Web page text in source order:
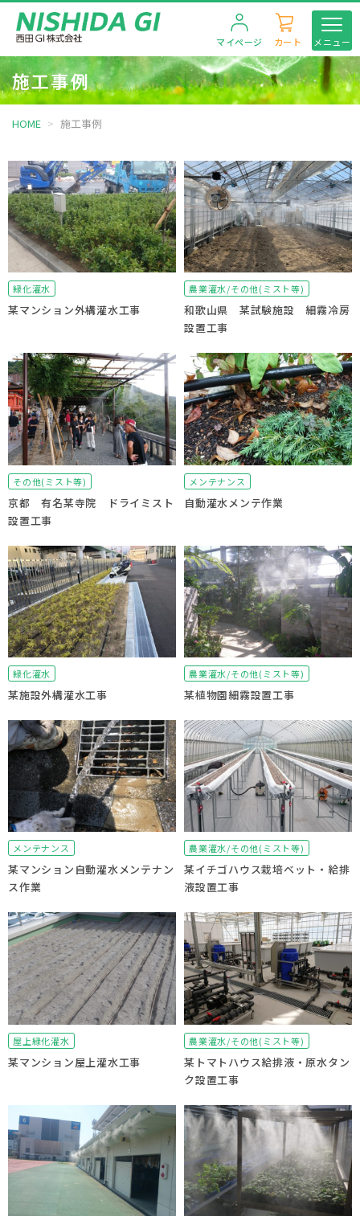
メニュー
カート
マイページ
施工事例
HOME 施工事例
緑化灌水
某マンション外構灌水工事
農業灌水/その他(ミスト等)
和歌山県 某試験施設 細霧冷房
設置工事
その他(ミスト等)
京都 有名某寺院 ドライミスト
設置工事
メンテナンス
自動灌水メンテ作業
緑化灌水
某施設外構灌水工事
農業灌水/その他(ミスト等)
某植物園細霧設置工事
メンテナンス
某マンション自動灌水メンテナン
ス作業
農業灌水/その他(ミスト等)
某イチゴハウス栽培ベット・給排
液設置工事
屋上緑化灌水
某マンション屋上灌水工事
農業灌水/その他(ミスト等)
某トマトハウス給排液・原水タン
ク設置工事